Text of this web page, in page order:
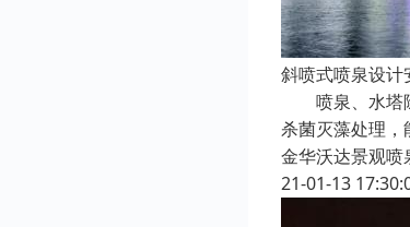
斜喷式喷泉设
喷泉、水塔除
杀菌灭藻处理
金华沃达景观喷
21-01-13